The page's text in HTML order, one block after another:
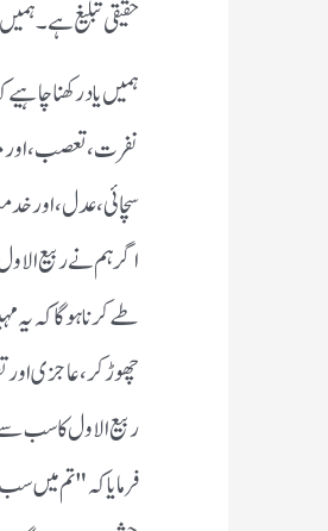
حقیقی تبلیغ ہے۔
ہمیں یاد رکھنا
نفرت، تعصب، اور
سچائی، عدل، اور
اگر ہم نے ربیع
طے کرنا ہوگا کہ یہ
چھوڑ کر، عاجزی
ربیع الاول کا سب
فرمایا کہ "تم میں